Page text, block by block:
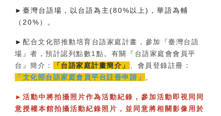
► 臺灣台語場，以台語為主(80%以上)，華語為輔
（20%）。
► 配合文化部推動培育台語家庭計畫，參加『臺灣台語
場』者，預計認列點數1點。有關『台語家庭會會員平
台』簡介：
「台語家庭計畫簡介」 、會員登錄註冊：
「文化部台語家庭會員平台註冊申請」 。
► 活動中將拍攝照片作為活動紀錄，參加活動即視同同
意授權本館拍攝活動紀錄照片，並同意將相關影像用於